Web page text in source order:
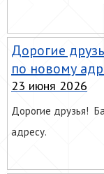
Дорогие
по новому
23 июня 2026
Дорогие друзья!
адресу.